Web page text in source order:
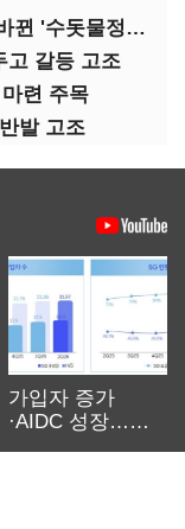
“여기가 배수지였어?” 공원으로 바뀐 '수돗물정거장'
고 갈등 고조
련 주목
발 고조
가입자 증가
·AIDC 성장…